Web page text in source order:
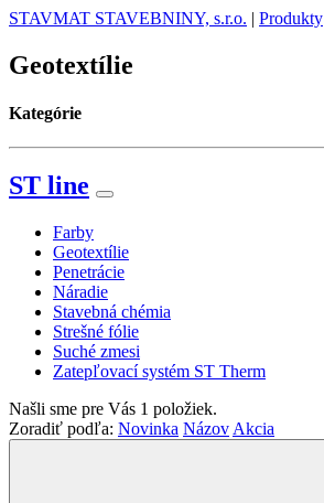
STAVMAT STAVEBNINY, s.r.o. | Produkty
Geotextílie
Kategórie
ST line
Farby
Geotextílie
Penetrácie
Náradie
Stavebná chémia
Strešné fólie
Suché zmesi
Zatepľovací systém ST Therm
Našli sme pre Vás 1 položiek.
Zoradiť podľa: Novinka Názov Akcia